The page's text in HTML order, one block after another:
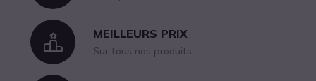
IconMEILLEURS PRIX
Sur tous nos produits